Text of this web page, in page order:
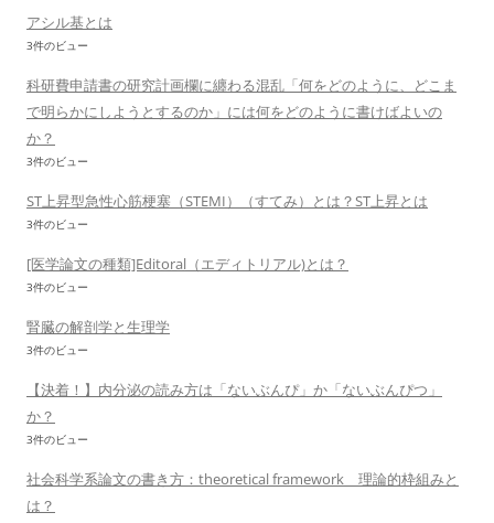
アシル基とは
3件のビュー
科研費申請書の研究計画欄に纏わる混乱「何をどのように、どこま
で明らかにしようとするのか」には何をどのように書けばよいの
か？
3件のビュー
ST上昇型急性心筋梗塞（STEMI）（すてみ）とは？ST上昇とは
3件のビュー
[医学論文の種類]Editoral（エディトリアル)とは？
3件のビュー
腎臓の解剖学と生理学
3件のビュー
【決着！】内分泌の読み方は「ないぶんぴ」か「ないぶんぴつ」
か？
3件のビュー
社会科学系論文の書き方：theoretical framework 理論的枠組みと
は？